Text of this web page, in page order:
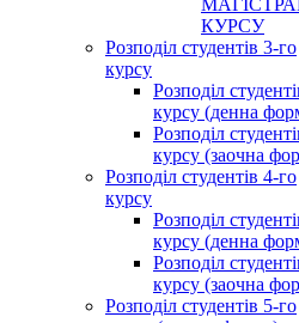
КУРСУ
Розподіл студентів 3-го
курсу
Розподіл
курсу (денна
Розподіл
курсу (заочна
Розподіл студентів 4-го
курсу
Розподіл
курсу (денна
Розподіл
курсу (заочна
Розподіл студентів 5-го